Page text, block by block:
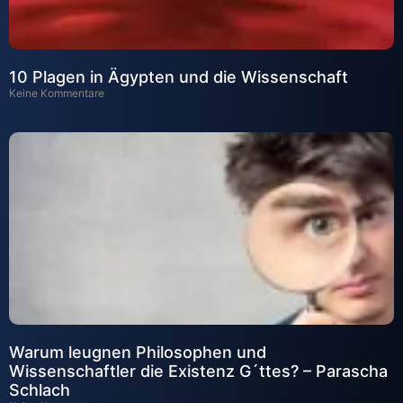
10 Plagen in Ägypten und die Wissenschaft
Keine Kommentare
Warum leugnen Philosophen und
Wissenschaftler die Existenz G´ttes? – Parascha
Schlach